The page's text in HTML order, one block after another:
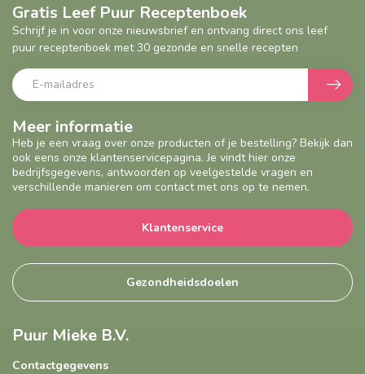
Meer informatie
Heb je een vraag over onze producten of je bestelling? Bekijk dan
ook eens onze klantenservicepagina. Je vindt hier onze
bedrijfsgegevens, antwoorden op veelgestelde vragen en
verschillende manieren om contact met ons op te nemen.
Klantenservice
Gezondheidsdoelen
Gratis Leef Puur Receptenboek
Schrijf je in voor onze nieuwsbrief en ontvang direct ons leef
puur receptenboek met 30 gezonde en snelle recepten
Puur Mieke B.V.
Contactgegevens